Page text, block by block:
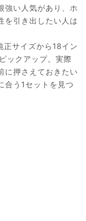
強い人気があり、ホ
を引き出したい人は
サイズから18イン
ックアップ。実際
に押さえておきたい
合う1セットを見つ